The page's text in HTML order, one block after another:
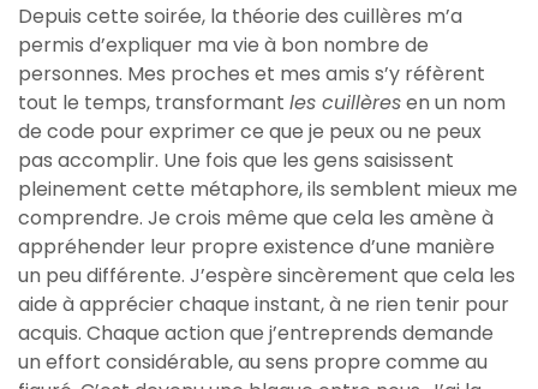
Depuis cette soirée, la théorie des cuillères m’a
permis d’expliquer ma vie à bon nombre de
personnes. Mes proches et mes amis s’y réfèrent
tout le temps, transformant les cuillèresen un nom
de code pour exprimer ce que je peux ou ne peux
pas accomplir. Une fois que les gens saisissent
pleinement cette métaphore, ils semblent mieux me
comprendre. Je crois même que cela les amène à
appréhender leur propre existence d’une manière
un peu différente. J’espère sincèrement que cela les
aide à apprécier chaque instant, à ne rien tenir pour
acquis. Chaque action que j’entreprends demande
un effort considérable, au sens propre comme au